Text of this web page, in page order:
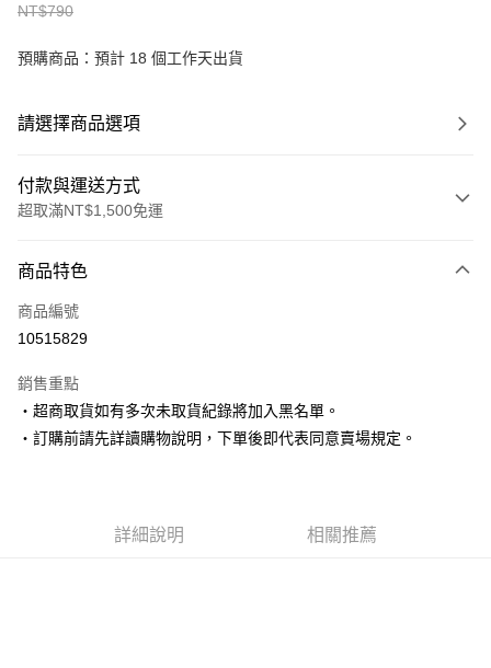
NT$790
預購商品：預計 18 個工作天出貨
請選擇商品選項
付款與運送方式
超取滿NT$1,500免運
信用卡一次付款
超商取貨付款
Apple Pay
街口支付
商品特色
商品編號
10515829
銷售重點
‧超商取貨如有多次未取貨紀錄將加入黑名單。
‧訂購前請先詳讀購物說明，下單後即代表同意賣場規定。
詳細說明 相關推薦